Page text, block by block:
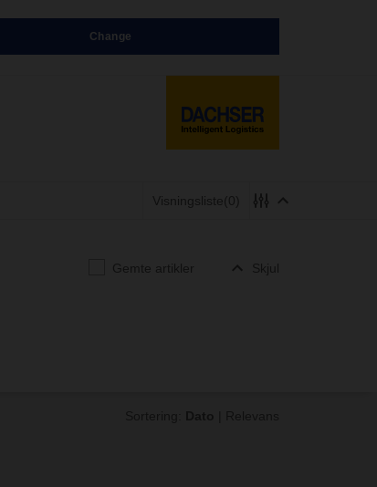
Change
Visningsliste(0)
Gemte artikler Skjul